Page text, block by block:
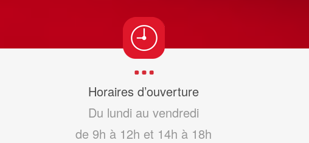
Horaires d’ouverture
Du lundi au vendredi
de 9h à 12h et 14h à 18h